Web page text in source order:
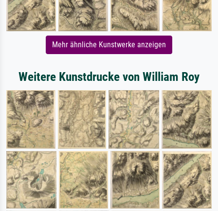
Mehr ähnliche Kunstwerke anzeigen
Weitere Kunstdrucke von William Roy